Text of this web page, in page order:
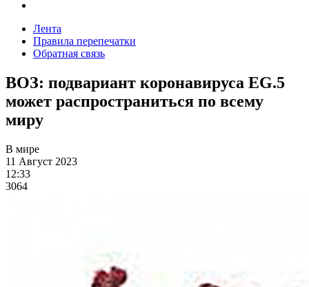
Лента
Правила перепечатки
Обратная связь
ВОЗ: подвариант коронавируса EG.5
может распространиться по всему
миру
В мире
11 Август 2023
12:33
3064